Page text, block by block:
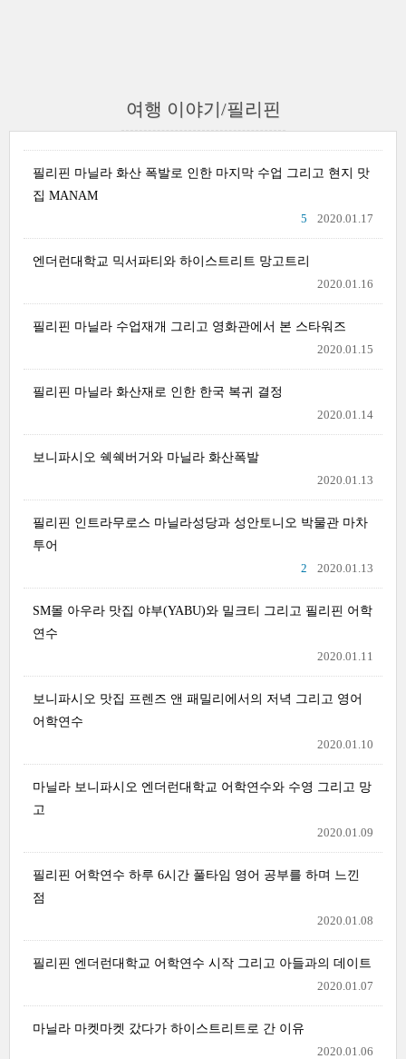
여행 이야기/필리핀
필리핀 마닐라 화산 폭발로 인한 마지막 수업 그리고 현지 맛
집 MANAM
2020.01.17
5
엔더런대학교 믹서파티와 하이스트리트 망고트리
2020.01.16
필리핀 마닐라 수업재개 그리고 영화관에서 본 스타워즈
2020.01.15
필리핀 마닐라 화산재로 인한 한국 복귀 결정
2020.01.14
보니파시오 쉑쉑버거와 마닐라 화산폭발
2020.01.13
필리핀 인트라무로스 마닐라성당과 성안토니오 박물관 마차
투어
2020.01.13
2
SM몰 아우라 맛집 야부(YABU)와 밀크티 그리고 필리핀 어학
연수
2020.01.11
보니파시오 맛집 프렌즈 앤 패밀리에서의 저녁 그리고 영어
어학연수
2020.01.10
마닐라 보니파시오 엔더런대학교 어학연수와 수영 그리고 망
고
2020.01.09
필리핀 어학연수 하루 6시간 풀타임 영어 공부를 하며 느낀
점
2020.01.08
필리핀 엔더런대학교 어학연수 시작 그리고 아들과의 데이트
2020.01.07
마닐라 마켓마켓 갔다가 하이스트리트로 간 이유
2020.01.06